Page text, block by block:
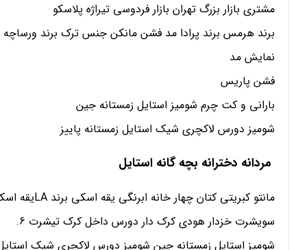
مشتری بازار بزرگ تهران بازار فردوسی تیراژه پلاسکو
برند هرمس برند پرادا مد فشن مانکن جنس ترک برند ورساچه
نمایش مد
فشن پاریس
بارانی و کت چرم شومیز استایل زمستانه جین
شومیز دورس لاکچری شیک استایل زمستانه پاییز
مردانه دخترانه بچه گانه استایل
مانتو کبریتی کتان چهار خانه ابرنگی یقه اسکی برند LAیقه اسکی تدی رنگی دورس یقه اسکی هودی اسلش شلوار کارگو سویشرت
سویشرت خزدار هودی کرک دار دورس داخل کرک تیشرت 6.
شومیز استایل زمستانه جین شومیز دورس لاکچری شیک استایل